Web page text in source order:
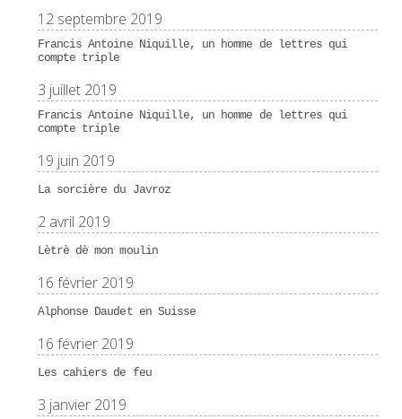
12 septembre 2019
Francis Antoine Niquille, un homme de lettres qui
compte triple
3 juillet 2019
Francis Antoine Niquille, un homme de lettres qui
compte triple
19 juin 2019
La sorcière du Javroz
2 avril 2019
Lètrè dè mon moulin
16 février 2019
Alphonse Daudet en Suisse
16 février 2019
Les cahiers de feu
3 janvier 2019